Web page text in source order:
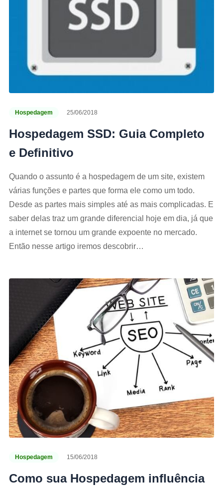
Hospedagem 25/06/2018
Hospedagem SSD: Guia Completo
e Definitivo
Quando o assunto é a hospedagem de um site, existem
várias funções e partes que forma ele como um todo.
Desde as partes mais simples até as mais complicadas. E
saber delas traz um grande diferencial hoje em dia, já que
a internet se tornou um grande expoente no mercado.
Então nesse artigo iremos descobrir…
Hospedagem 15/06/2018
Como sua Hospedagem influência